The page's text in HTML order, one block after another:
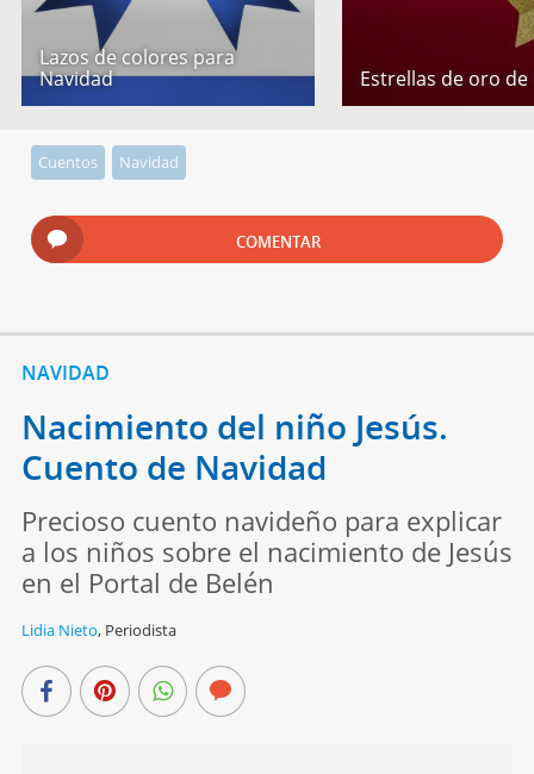
Lazos de colores para
Navidad
Estrellas de oro de
Cuentos Navidad
COMENTAR
NAVIDAD
Nacimiento del niño Jesús.
Cuento de Navidad
Precioso cuento navideño para explicar
a los niños sobre el nacimiento de Jesús
en el Portal de Belén
Lidia Nieto, Periodista